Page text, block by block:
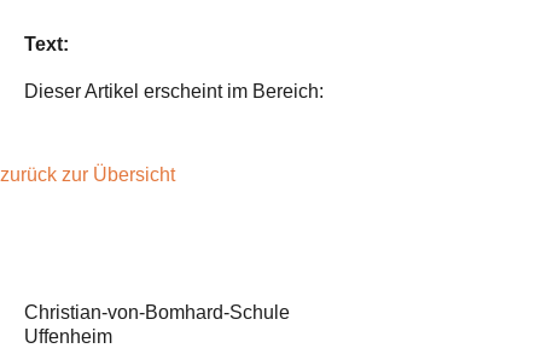
Text:
Dieser Artikel erscheint im Bereich:
zurück zur Übersicht
Christian-von-Bomhard-Schule
Uffenheim